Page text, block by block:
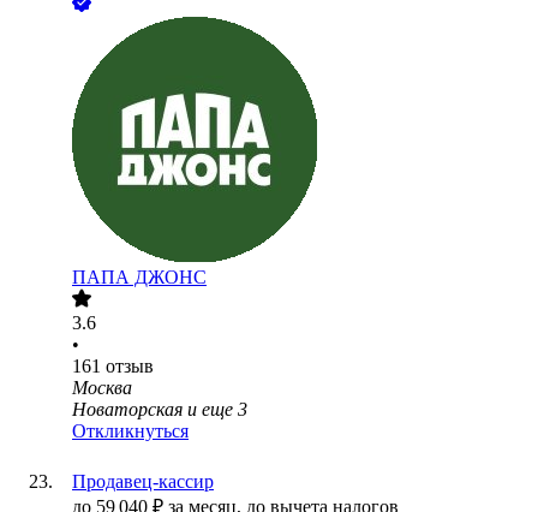
ПАПА ДЖОНС
3.6
•
161 отзыв
Москва
Новаторская и еще 3
Откликнуться
Продавец-кассир
до 59 040 ₽ за месяц, до вычета налогов